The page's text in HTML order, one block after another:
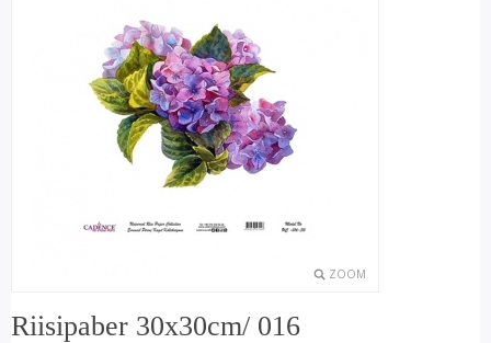
ZOOM
Riisipaber 30x30cm/ 016